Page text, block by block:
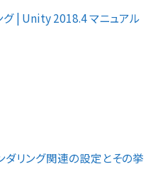
| Unity 2018.4 マニュアル
リング関連の設定とその挙